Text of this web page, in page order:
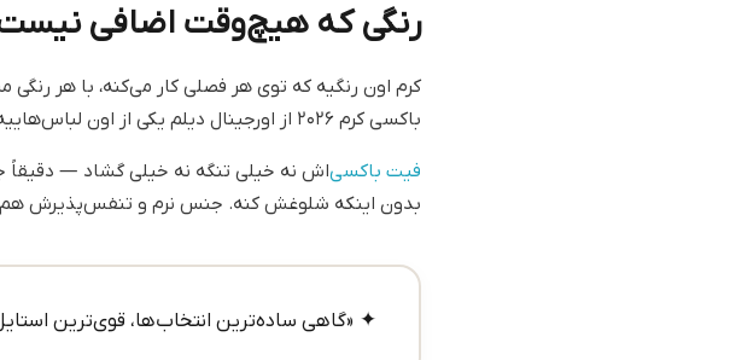
رنگی که هیچ‌وقت اضافی
کرم اون رنگیه که توی هر فصلی کار می‌کنه، با هر
باکسی کرم ۲۰۲۶ از اورجینال دیلم یکی از اون لباس‌هاییه که هر بار می‌پوشیش احساس می‌کنی کار درست انجام دادی.
فیت باکسی‌
بدون اینکه شلوغش کنه. جنس نرم و تنفس‌پذیرش
✦ «گاهی ساده‌ترین انتخاب‌ها، قوی‌ترین